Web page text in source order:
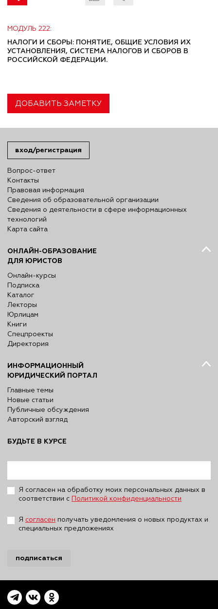
МОДУЛЬ 222:
НАЛОГИ И СБОРЫ: ПОНЯТИЕ, ОБЩИЕ УСЛОВИЯ ИХ
УСТАНОВЛЕНИЯ, СИСТЕМА НАЛОГОВ И СБОРОВ В
РОССИЙСКОЙ ФЕДЕРАЦИИ.
ДОБАВИТЬ ЗАМЕТКУ
вход/регистрация
Вопрос-ответ
Контакты
Правовая информация
Сведения об образовательной организации
Сведения о деятельности в сфере информационных
технологий
Карта сайта
ОНЛАЙН-ОБРАЗОВАНИЕ
ДЛЯ ЮРИСТОВ
Онлайн-курсы
Подписка
Каталог
Лекторы
Юрлицам
Книги
Спецпроекты
Директория
ИНФОРМАЦИОННЫЙ
ЮРИДИЧЕСКИЙ ПОРТАЛ
Главные темы
Новые статьи
Публичные обсуждения
Авторский взгляд
БУДЬТЕ В КУРСЕ
Я согласен на обработку моих персональных данных в
соответствии с
Политикой конфиденциальности
Я согласен получать уведомления о новых продуктах и
специальных предложениях
подписаться